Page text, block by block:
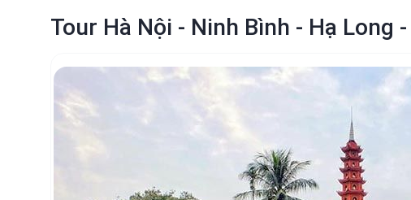
Tour Hà Nội - Ninh Bình - Hạ Long